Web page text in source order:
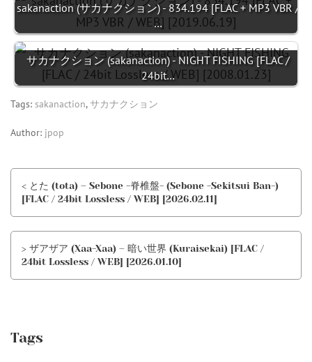
sakanaction (サカナクション) - 834.194 [FLAC + MP3 VBR /
…
サカナクション (sakanaction) - NIGHT FISHING [FLAC /
24bit…
Tags: sakanaction,サカナクション
Author: jpop
< とた (tota) – Sebone -脊椎盤- (Sebone -Sekitsui Ban-)
[FLAC / 24bit Lossless / WEB] [2026.02.11]
> ザアザア (Xaa-Xaa) – 暗い世界 (Kuraisekai) [FLAC /
24bit Lossless / WEB] [2026.01.10]
Tags